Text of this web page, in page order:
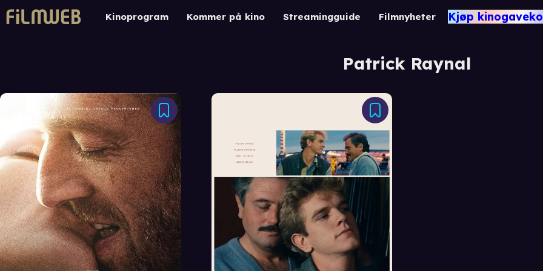
Kinoprogram Kommer på kino Streamingguide Filmnyheter Kjøp
Patrick Raynal